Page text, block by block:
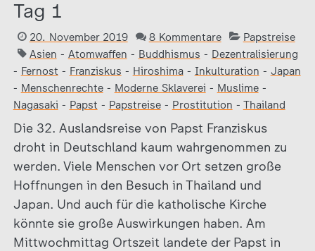
Tag 1
20. November 2019 8 Kommentare
Papstreise
Asien - Atomwaffen - Buddhismus - Dezentralisierung
- Fernost - Franziskus - Hiroshima- Inkulturation - Japan
- Menschenrechte- Moderne Sklaverei - Muslime-
Nagasaki - Papst - Papstreise- Prostitution - Thailand
Die 32. Auslandsreise von Papst Franziskus
droht in Deutschland kaum wahrgenommen zu
werden. Viele Menschen vor Ort setzen große
Hoffnungen in den Besuch in Thailand und
Japan. Und auch für die katholische Kirche
könnte sie große Auswirkungen haben. Am
Mittwochmittag Ortszeit landete der Papst in